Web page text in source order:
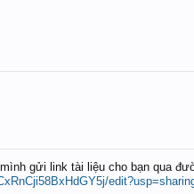
gửi link tài liệu cho bạn qua